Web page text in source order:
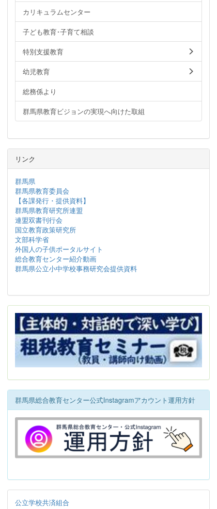
カリキュラムセンター
子ども教育･子育て相談
特別支援教育
幼児教育
総務係より
群馬県教育ビジョンの実現へ向けた取組
リンク
群馬県
群馬県教育委員会
【各課発行・提供資料】
群馬県教育研究所連盟
連盟双書刊行会
国立教育政策研究所
文部科学省
外国人の子供ポータルサイト
総合教育センター紹介動画
群馬県公立小中学校事務研究会提供資料
群馬県総合教育センター公式Instagramアカウント運用方針
公立学校共済組合